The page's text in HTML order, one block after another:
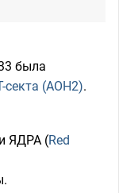
была
секта (AOH2).
ЯДРА (Red